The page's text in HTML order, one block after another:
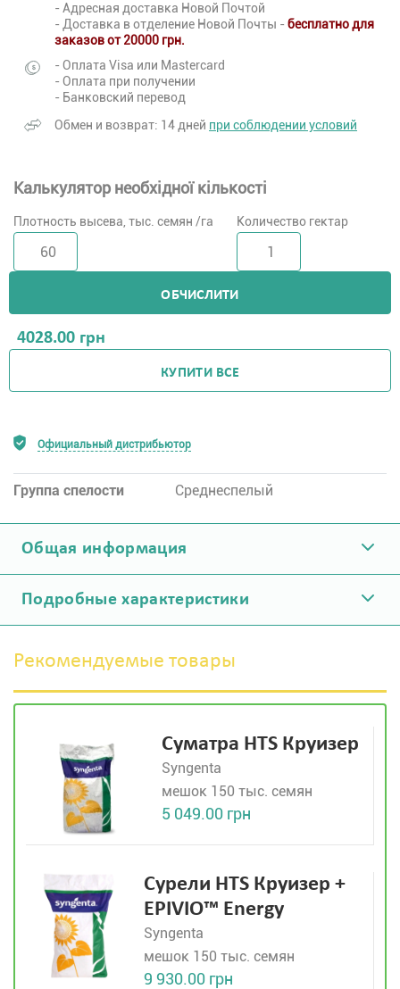
- Адресная доставка Новой Почтой
- Доставка в отделение Новой Почты - бесплатно для
заказов от 20000 грн.
- Оплата Visa или Mastercard
- Оплата при получении
- Банковский перевод
Обмен и возврат: 14 дней при соблюдении условий
Калькулятор необхідної кількості
Плотность высева, тыс. семян /га Количество гектар
ОБЧИСЛИТИ
4028.00 грн
КУПИТИ ВСЕ
Официальный дистрибьютор
Группа спелости Среднеспелый
Общая информация
Подробные характеристики
Рекомендуемые товары
Суматра HTS Круизер
Syngenta
мешок 150 тыс. семян
5 049.00 грн
Сурели HTS Круизер +
EPIVIO™ Energy
Syngenta
мешок 150 тыс. семян
9 930.00 грн